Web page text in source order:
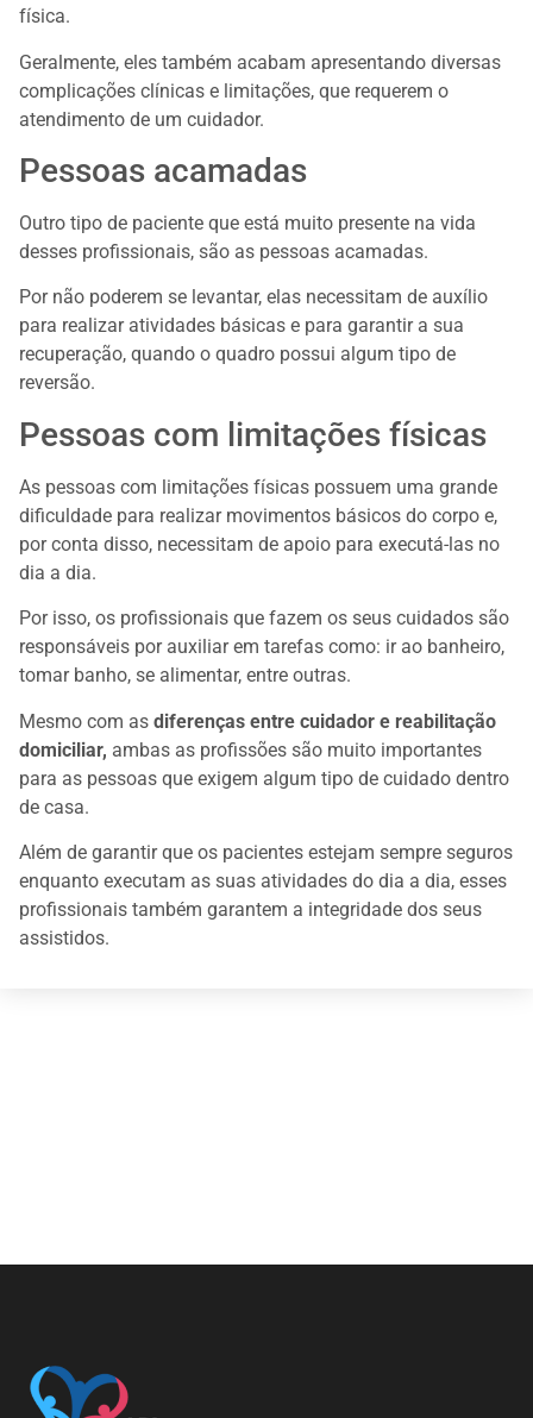
física.
Geralmente, eles também acabam apresentando diversas
complicações clínicas e limitações, que requerem o
atendimento de um cuidador.
Pessoas acamadas
Outro tipo de paciente que está muito presente na vida
desses profissionais, são as pessoas acamadas.
Por não poderem se levantar, elas necessitam de auxílio
para realizar atividades básicas e para garantir a sua
recuperação, quando o quadro possui algum tipo de
reversão.
Pessoas com limitações físicas
As pessoas com limitações físicas possuem uma grande
dificuldade para realizar movimentos básicos do corpo e,
por conta disso, necessitam de apoio para executá-las no
dia a dia.
Por isso, os profissionais que fazem os seus cuidados são
responsáveis por auxiliar em tarefas como: ir ao banheiro,
tomar banho, se alimentar, entre outras.
Mesmo com as diferenças entre cuidador e reabilitação
domiciliar, ambas as profissões são muito importantes
para as pessoas que exigem algum tipo de cuidado dentro
de casa.
Além de garantir que os pacientes estejam sempre seguros
enquanto executam as suas atividades do dia a dia, esses
profissionais também garantem a integridade dos seus
assistidos.